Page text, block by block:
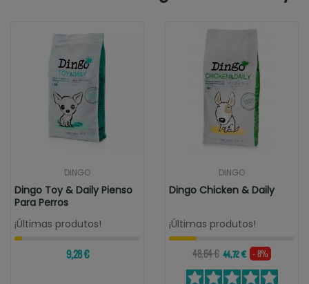
DINGO
Dingo Toy & Daily Pienso
Para Perros
¡Últimas produtos!
9,28 €
DINGO
Dingo Chicken & Daily
¡Últimas produtos!
48,64 € 44,72 € - 8%